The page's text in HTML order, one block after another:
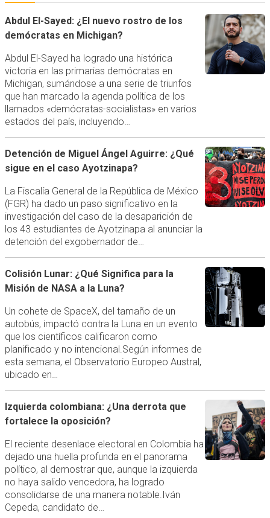
Abdul El-Sayed: ¿El nuevo rostro de los
demócratas en Michigan?
Abdul El-Sayed ha logrado una histórica
victoria en las primarias demócratas en
Michigan, sumándose a una serie de triunfos
que han marcado la agenda política de los
llamados «demócratas-socialistas» en varios
estados del país, incluyendo…
Detención de Miguel Ángel Aguirre: ¿Qué
sigue en el caso Ayotzinapa?
La Fiscalía General de la República de México
(FGR) ha dado un paso significativo en la
investigación del caso de la desaparición de
los 43 estudiantes de Ayotzinapa al anunciar la
detención del exgobernador de…
Colisión Lunar: ¿Qué Significa para la
Misión de NASA a la Luna?
Un cohete de SpaceX, del tamaño de un
autobús, impactó contra la Luna en un evento
que los científicos calificaron como
planificado y no intencional.Según informes de
esta semana, el Observatorio Europeo Austral,
ubicado en…
Izquierda colombiana: ¿Una derrota que
fortalece la oposición?
El reciente desenlace electoral en Colombia ha
dejado una huella profunda en el panorama
político, al demostrar que, aunque la izquierda
no haya salido vencedora, ha logrado
consolidarse de una manera notable.Iván
Cepeda, candidato de…